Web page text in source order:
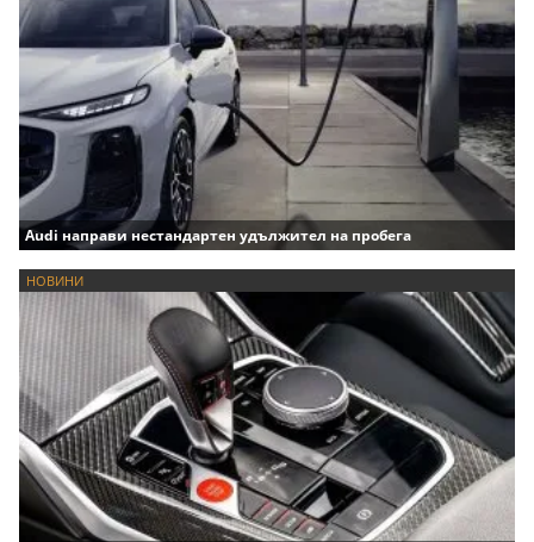
Audi направи нестандартен удължител на пробега
НОВИНИ